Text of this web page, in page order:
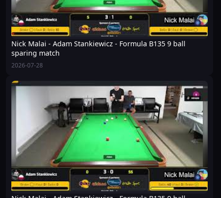
Nick Malai - Adam Stankiewicz - Formula B135 9 ball
sparing match
2026-07-28